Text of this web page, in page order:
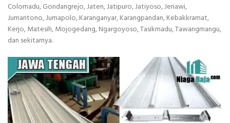
Colomadu, Gondangrejo, Jaten, Jatipuro, Jatiyoso, Jenawi,
Jumantono, Jumapolo, Karanganyar, Karangpandan, Kebakkramat,
Kerjo, Matesih, Mojogedang, Ngargoyoso, Tasikmadu, Tawangmangu,
dan sekitarnya.